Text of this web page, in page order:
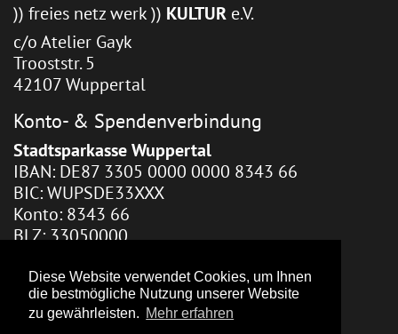
Diese Website verwendet Cookies, um Ihnen
die bestmögliche Nutzung unserer Website
zu gewährleisten. Mehr erfahren
)) freies netz werk )) KULTUR e.V.
c/o Atelier Gayk
Trooststr. 5
42107 Wuppertal
Konto- & Spendenverbindung
Stadtsparkasse Wuppertal
IBAN: DE87 3305 0000 0000 8343 66
BIC: WUPSDE33XXX
Konto: 8343 66
BLZ: 33050000
Webhosting / Redaktion
Zara Gayk